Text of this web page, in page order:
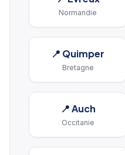
Normandie
📍 Quimper
Bretagne
📍Auch
Occitanie